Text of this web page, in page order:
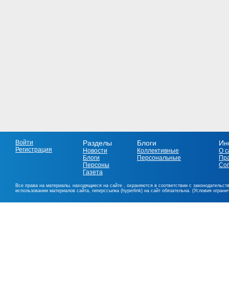
Войти
Регистрация
Разделы
Новости
Блоги
Персоны
Газета
Блоги
Коллективные
Персональные
О
Все права на материалы, находящиеся на сайте , охраняются в соответствии с
использовании материалов сайта, гиперссылка (hyperlink) на сайт обязательна. (Условия